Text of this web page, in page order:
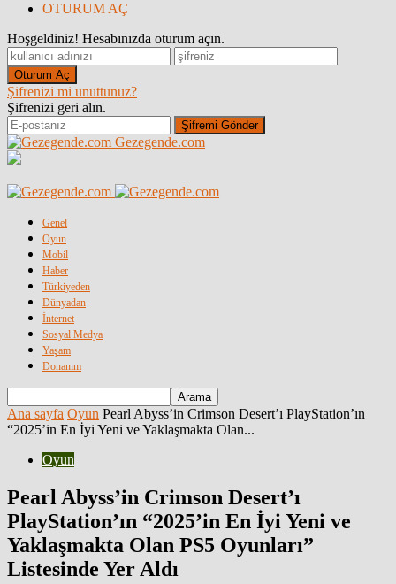
OTURUM AÇ
Hoşgeldiniz! Hesabınızda oturum açın.
Şifrenizi mi unuttunuz?
Şifrenizi geri alın.
Gezegende.com
Genel
Oyun
Mobil
Haber
Türkiyeden
Dünyadan
İnternet
Sosyal Medya
Yaşam
Donanım
Ana sayfa Oyun Pearl Abyss’in Crimson Desert’ı PlayStation’ın
“2025’in En İyi Yeni ve Yaklaşmakta Olan...
Oyun
Pearl Abyss’in Crimson Desert’ı
PlayStation’ın “2025’in En İyi Yeni ve
Yaklaşmakta Olan PS5 Oyunları”
Listesinde Yer Aldı